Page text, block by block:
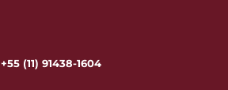
+55 (11) 91438-1604